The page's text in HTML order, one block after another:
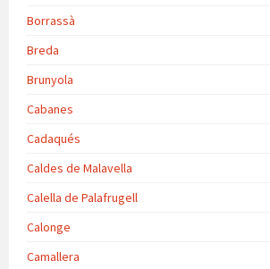
Borrassà
Breda
Brunyola
Cabanes
Cadaqués
Caldes de Malavella
Calella de Palafrugell
Calonge
Camallera